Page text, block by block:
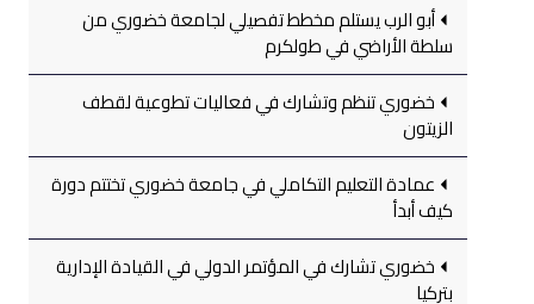
أبو الرب يستلم مخطط تفصيلي لجامعة خضوري من
سلطة الأراضي في طولكرم
خضوري تنظم وتشارك في فعاليات تطوعية لقطف
الزيتون
عمادة التعليم التكاملي في جامعة خضوري تختتم دورة
كيف أبدأ
خضوري تشارك في المؤتمر الدولي في القيادة الإدارية
بتركيا